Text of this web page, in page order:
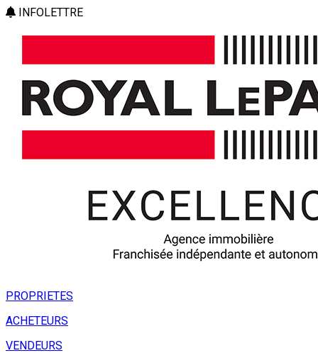
INFOLETTRE
PROPRIETES
ACHETEURS
VENDEURS